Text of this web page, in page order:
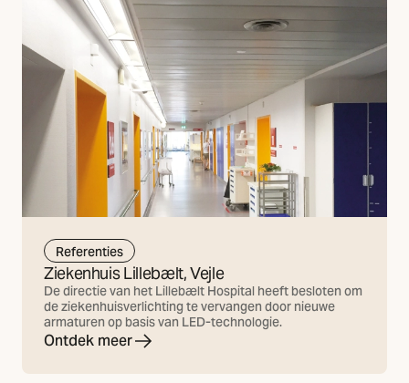
Referenties
Ziekenhuis Lillebælt, Vejle
De directie van het Lillebælt Hospital heeft besloten om
de ziekenhuisverlichting te vervangen door nieuwe
armaturen op basis van LED-technologie.
Ontdek meer